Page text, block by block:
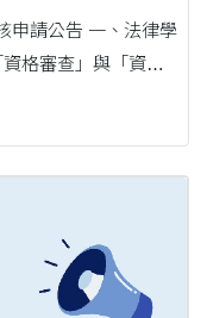
一、法律學
格審查」與「資格